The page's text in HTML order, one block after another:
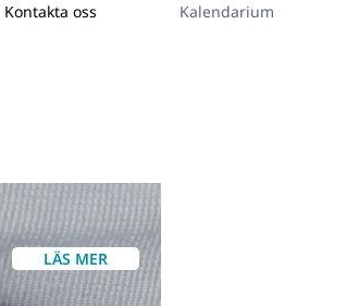
Kontakta oss Kalendarium
LÄS MER